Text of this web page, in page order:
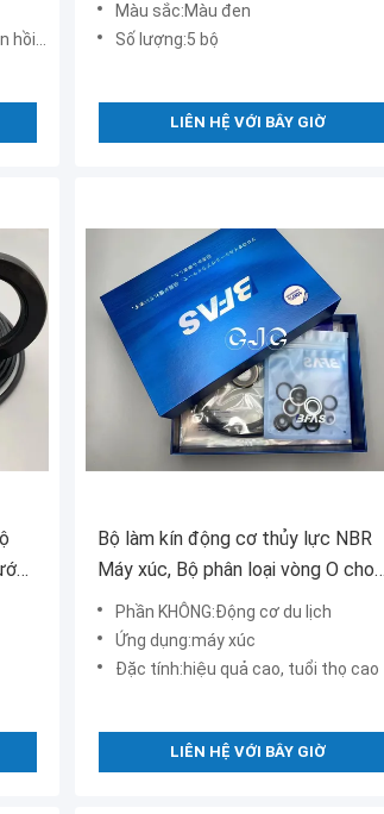
tốt
Màu sắc:Màu đen
Số lượng:5 bộ
LIÊN HỆ VỚI BÂY GIỜ
Bộ làm kín động cơ thủy lực NBR
Máy xúc, Bộ phân loại vòng O cho
KATO HD700-5
Phần KHÔNG:Động cơ du lịch
Ứng dụng:máy xúc
Đặc tính:hiệu quả cao, tuổi thọ cao
LIÊN HỆ VỚI BÂY GIỜ